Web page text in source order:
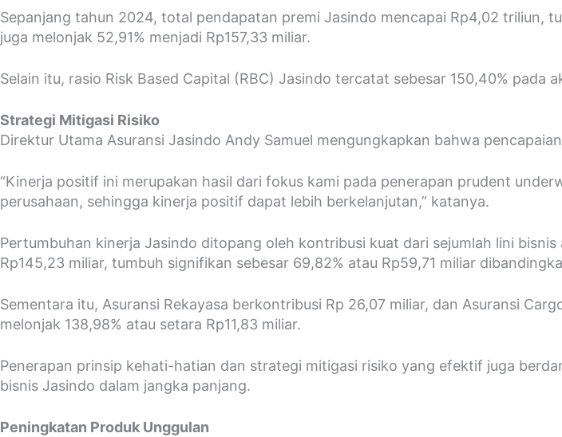
Sepanjang tahun 2024, total pendapatan premi Jasindo mencapai Rp4,02 triliun,
juga melonjak 52,91% menjadi Rp157,33 miliar.
Selain itu, rasio Risk Based Capital (RBC) Jasindo tercatat sebesar 150,40% pada
Strategi Mitigasi Risiko
Direktur Utama Asuransi Jasindo Andy Samuel mengungkapkan bahwa
“Kinerja positif ini merupakan hasil dari fokus kami pada penerapan prudent
perusahaan, sehingga kinerja positif dapat lebih berkelanjutan,” katanya.
Pertumbuhan kinerja Jasindo ditopang oleh kontribusi kuat dari sejumlah lini
Rp145,23 miliar, tumbuh signifikan sebesar 69,82% atau Rp59,71 miliar
Sementara itu, Asuransi Rekayasa berkontribusi Rp 26,07 miliar, dan Asuransi
melonjak 138,98% atau setara Rp11,83 miliar.
Penerapan prinsip kehati-hatian dan strategi mitigasi risiko yang efektif juga
bisnis Jasindo dalam jangka panjang.
Peningkatan Produk Unggulan